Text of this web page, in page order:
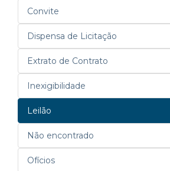
Convite
Dispensa de Licitação
Extrato de Contrato
Inexigibilidade
Leilão
Não encontrado
Ofícios